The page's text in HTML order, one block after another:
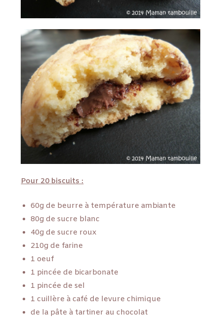
Pour 20 biscuits :
60g de beurre à température ambiante
80g de sucre blanc
40g de sucre roux
210g de farine
1 oeuf
1 pincée de bicarbonate
1 pincée de sel
1 cuillère à café de levure chimique
de la pâte à tartiner au chocolat